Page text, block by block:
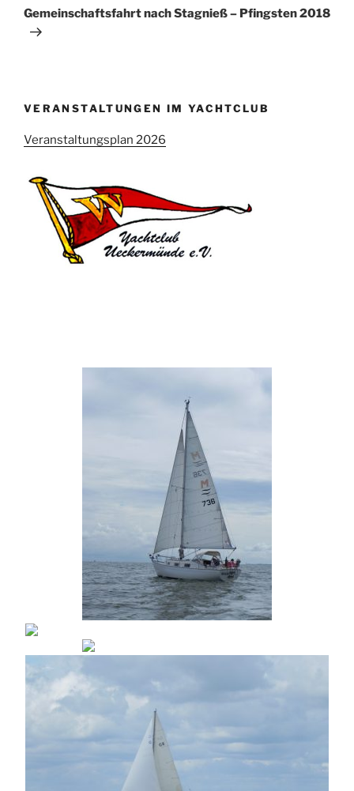
Beitrag
Gemeinschaftsfahrt nach Stagnieß – Pfingsten 2018
VERANSTALTUNGEN IM YACHTCLUB
Veranstaltungsplan 2026